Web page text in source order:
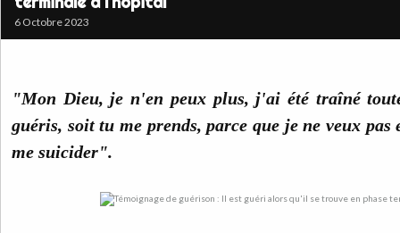
6 Octobre 2023
"Mon Dieu, je n'en peux plus, j'ai été traîné
guéris, soit tu me prends, parce que je ne veux
me suicider".